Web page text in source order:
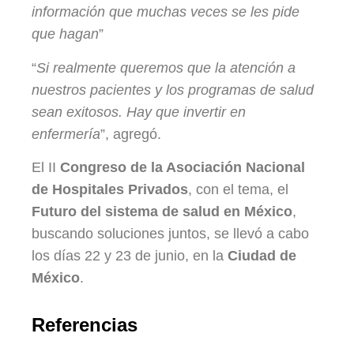
información que muchas veces se les pide
que hagan”
“Si realmente queremos que la atención a
nuestros pacientes y los programas de salud
sean exitosos. Hay que invertir en
enfermería”, agregó.
El II Congreso de la Asociación Nacional
de Hospitales Privados, con el tema, el
Futuro del sistema de salud en México,
buscando soluciones juntos, se llevó a cabo
los días 22 y 23 de junio, en la Ciudad de
México.
Referencias